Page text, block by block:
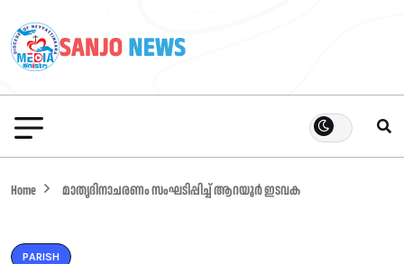
Home മാതൃദിനാചരണം സംഘടിപ്പിച്ച് ആറയൂർ ഇടവക
PARISH